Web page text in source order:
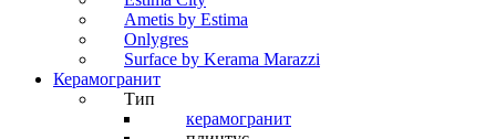
Ametis by Estima
Onlygres
Surface by Kerama Marazzi
Керамогранит
Тип
керамогранит